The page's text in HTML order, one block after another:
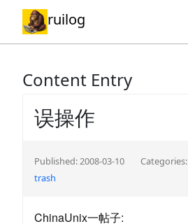
ruilog
Content Entry
误操作
Published: 2008-03-10 Categories:
trash
ChinaUnix一帖子: